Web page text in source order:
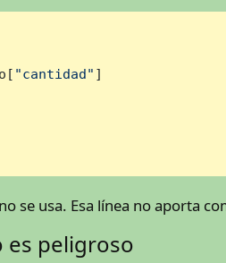
"cantidad" ]
se usa. Esa línea no aporta
es peligroso